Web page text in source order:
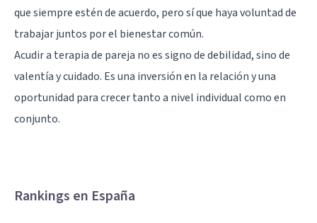
que siempre estén de acuerdo, pero sí que haya voluntad de
trabajar juntos por el bienestar común.
Acudir a terapia de pareja no es signo de debilidad, sino de
valentía y cuidado. Es una inversión en la relación y una
oportunidad para crecer tanto a nivel individual como en
conjunto.
Rankings en España